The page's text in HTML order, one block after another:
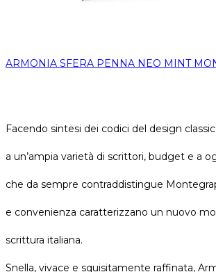
ARMONIA SFERA PENNA NEO MINT
Facendo sintesi dei codici del design
a un’ampia varietà di scrittori, budget e a
che da sempre contraddistingue
e convenienza caratterizzano un nuovo
scrittura italiana.
Snella, vivace e squisitamente raffinata,